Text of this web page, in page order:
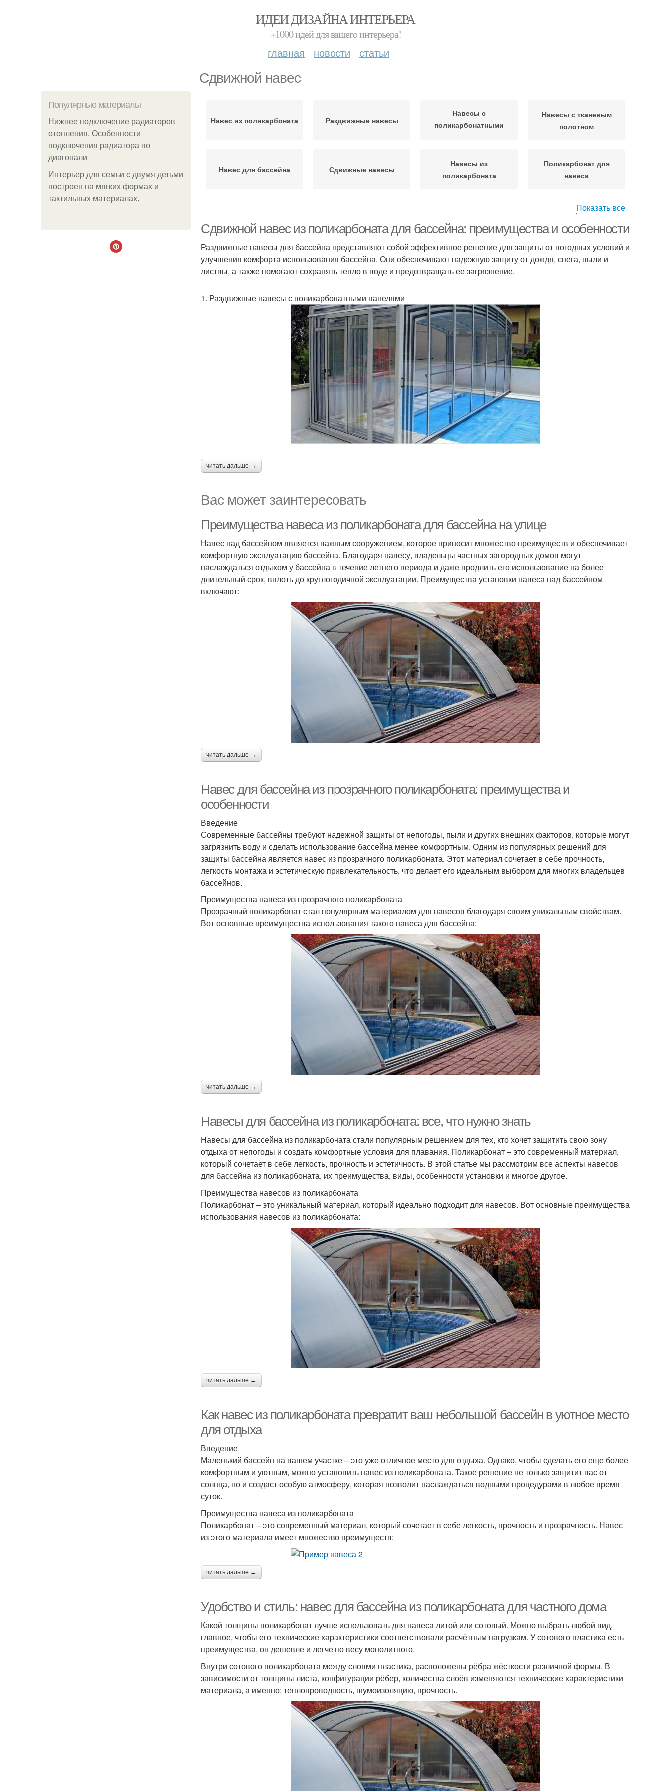
ИДЕИ ДИЗАЙНА ИНТЕРЬЕРА
+1000 идей для вашего интерьера!
главная новости статьи
Сдвижной навес
Популярные материалы
Нижнее подключение радиаторов
отопления. Особенности
подключения радиатора по
диагонали
Интерьер для семьи с двумя детьми
построен на мягких формах и
тактильных материалах.
Навес из поликарбоната Раздвижные навесы
Навесы с
поликарбонатными
Навесы с тканевым
полотном
Навес для бассейна Сдвижные навесы
Навесы из
поликарбоната
Поликарбонат для
навеса
Показать все
Сдвижной навес из поликарбоната для бассейна: преимущества и особенности
Раздвижные навесы для бассейна представляют собой эффективное решение для защиты от погодных условий и
улучшения комфорта использования бассейна. Они обеспечивают надежную защиту от дождя, снега, пыли и
листвы, а также помогают сохранять тепло в воде и предотвращать ее загрязнение.
1. Раздвижные навесы с поликарбонатными панелями
читать дальше →
Вас может заинтересовать
Преимущества навеса из поликарбоната для бассейна на улице
Навес над бассейном является важным сооружением, которое приносит множество преимуществ и обеспечивает
комфортную эксплуатацию бассейна. Благодаря навесу, владельцы частных загородных домов могут
наслаждаться отдыхом у бассейна в течение летнего периода и даже продлить его использование на более
длительный срок, вплоть до круглогодичной эксплуатации. Преимущества установки навеса над бассейном
включают:
читать дальше →
Навес для бассейна из прозрачного поликарбоната: преимущества и
особенности
Введение
Современные бассейны требуют надежной защиты от непогоды, пыли и других внешних факторов, которые могут
загрязнить воду и сделать использование бассейна менее комфортным. Одним из популярных решений для
защиты бассейна является навес из прозрачного поликарбоната. Этот материал сочетает в себе прочность,
легкость монтажа и эстетическую привлекательность, что делает его идеальным выбором для многих владельцев
бассейнов.
Преимущества навеса из прозрачного поликарбоната
Прозрачный поликарбонат стал популярным материалом для навесов благодаря своим уникальным свойствам.
Вот основные преимущества использования такого навеса для бассейна:
читать дальше →
Навесы для бассейна из поликарбоната: все, что нужно знать
Навесы для бассейна из поликарбоната стали популярным решением для тех, кто хочет защитить свою зону
отдыха от непогоды и создать комфортные условия для плавания. Поликарбонат – это современный материал,
который сочетает в себе легкость, прочность и эстетичность. В этой статье мы рассмотрим все аспекты навесов
для бассейна из поликарбоната, их преимущества, виды, особенности установки и многое другое.
Преимущества навесов из поликарбоната
Поликарбонат – это уникальный материал, который идеально подходит для навесов. Вот основные преимущества
использования навесов из поликарбоната:
читать дальше →
Как навес из поликарбоната превратит ваш небольшой бассейн в уютное место
для отдыха
Введение
Маленький бассейн на вашем участке – это уже отличное место для отдыха. Однако, чтобы сделать его еще более
комфортным и уютным, можно установить навес из поликарбоната. Такое решение не только защитит вас от
солнца, но и создаст особую атмосферу, которая позволит наслаждаться водными процедурами в любое время
суток.
Преимущества навеса из поликарбоната
Поликарбонат – это современный материал, который сочетает в себе легкость, прочность и прозрачность. Навес
из этого материала имеет множество преимуществ:
читать дальше →
Удобство и стиль: навес для бассейна из поликарбоната для частного дома
Какой толщины поликарбонат лучше использовать для навеса литой или сотовый. Можно выбрать любой вид,
главное, чтобы его технические характеристики соответствовали расчётным нагрузкам. У сотового пластика есть
преимущества, он дешевле и легче по весу монолитного.
Внутри сотового поликарбоната между слоями пластика, расположены рёбра жёсткости различной формы. В
зависимости от толщины листа, конфигурации рёбер, количества слоёв изменяются технические характеристики
материала, а именно: теплопроводность, шумоизоляцию, прочность.